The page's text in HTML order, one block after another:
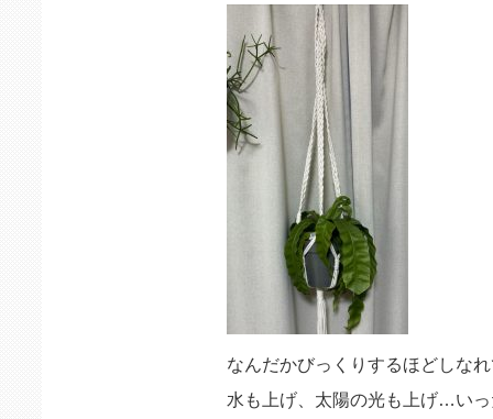
なんだかびっくりするほどしな
水も上げ、太陽の光も上げ…い